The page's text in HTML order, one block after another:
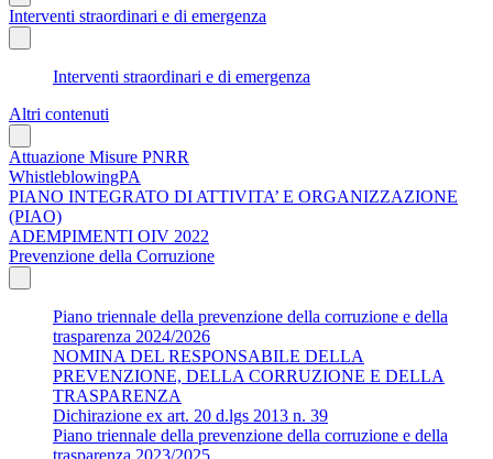
Interventi straordinari e di emergenza
Interventi straordinari e di emergenza
Altri contenuti
Attuazione Misure PNRR
WhistleblowingPA
PIANO INTEGRATO DI ATTIVITA’ E ORGANIZZAZIONE
(PIAO)
ADEMPIMENTI OIV 2022
Prevenzione della Corruzione
Piano triennale della prevenzione della corruzione e della
trasparenza 2024/2026
NOMINA DEL RESPONSABILE DELLA
PREVENZIONE, DELLA CORRUZIONE E DELLA
TRASPARENZA
Dichirazione ex art. 20 d.lgs 2013 n. 39
Piano triennale della prevenzione della corruzione e della
trasparenza 2023/2025